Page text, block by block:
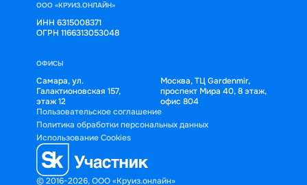
ООО «КРУИЗ.ОНЛАЙН»
ИНН 6315008371
ОГРН 1166313053048
ОФИСЫ
Самара, ул.
Галактионовская 157,
этаж 12
Москва, ТЦ Gardenmir,
проспект Мира 40, 8 этаж,
офис 804
© 2016-2026, ООО «Круиз.онлайн»
Пользовательское соглашение
Политика обработки персональных данных
Использование Cookies